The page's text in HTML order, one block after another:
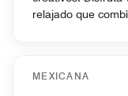
relajado que
MEXICANA